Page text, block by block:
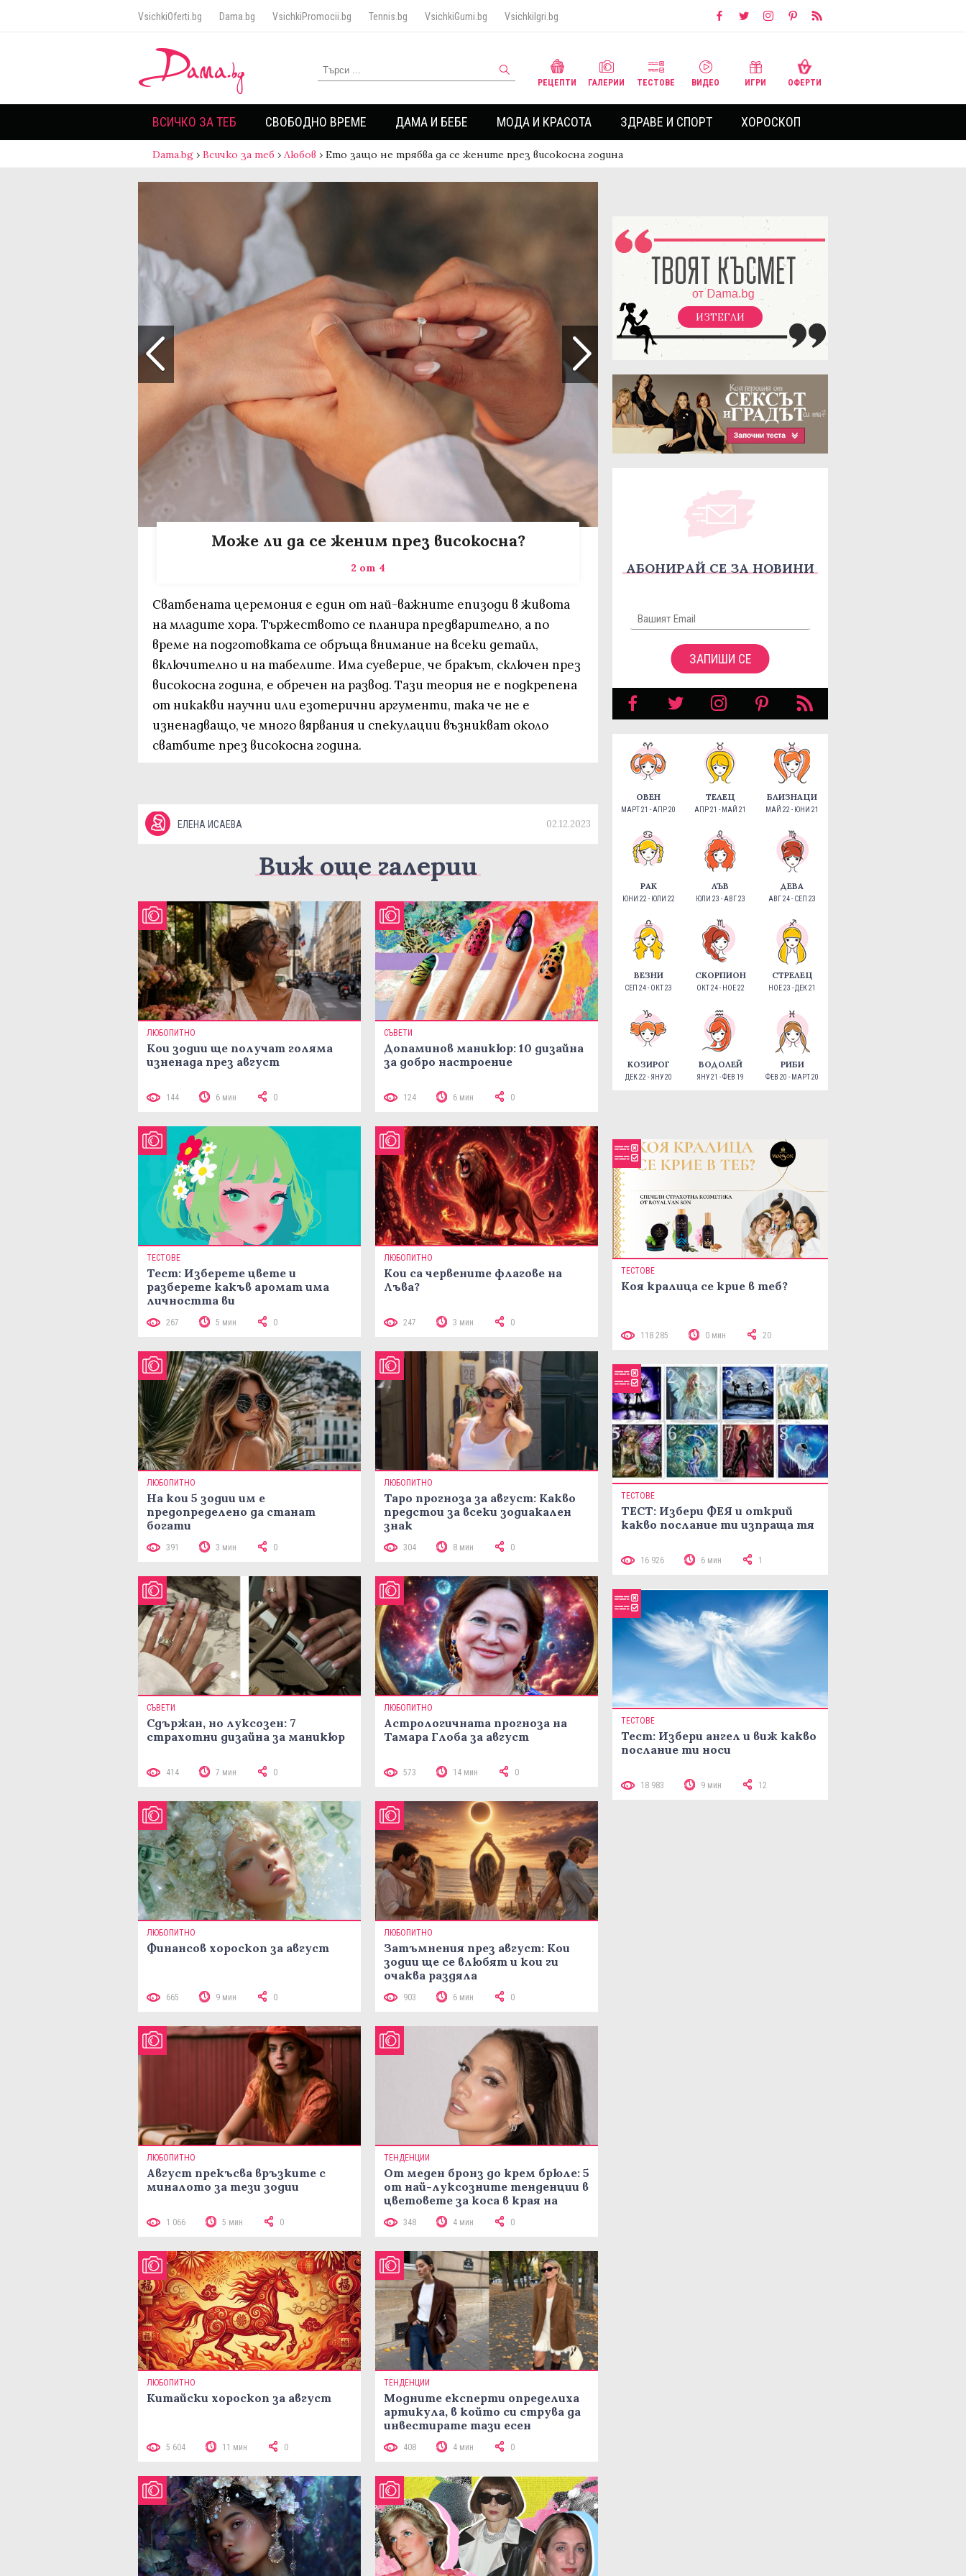
VsichkiOferti.bg Dama.bg VsichkiPromocii.bg Tennis.bg VsichkiGumi.bg VsichkiIgri.bg
РЕЦЕПТИ ГАЛЕРИИ ТЕСТОВЕ ВИДЕО ИГРИ ОФЕРТИ
ВСИЧКО ЗА ТЕБ СВОБОДНО ВРЕМЕ ДАМА И БЕБЕ МОДА И КРАСОТА ЗДРАВЕ И СПОРТ ХОРОСКОП
Dama.bg › Всичко за теб › Любов › Ето защо не трябва да се жените през високосна година
Може ли да се женим през високосна?
2 от 4
Сватбената церемония е един от най-важните епизоди в живота
на младите хора. Тържеството се планира предварително, а по
време на подготовката се обръща внимание на всеки детайл,
включително и на табелите. Има суеверие, че бракът, сключен през
високосна година, е обречен на развод. Тази теория не е подкрепена
от никакви научни или езотерични аргументи, така че не е
изненадващо, че много вярвания и спекулации възникват около
сватбите през високосна година.
ЕЛЕНА ИСАЕВА 02.12.2023
Виж още галерии
ЛЮБОПИТНО
Кои зодии ще получат голяма
изненада през август
144 6 мин 0
СЪВЕТИ
Допаминов маникюр: 10 дизайна
за добро настроение
124 6 мин 0
ТЕСТОВЕ
Тест: Изберете цвете и
разберете какъв аромат има
личността ви
267 5 мин 0
ЛЮБОПИТНО
Кои са червените флагове на
Лъва?
247 3 мин 0
ЛЮБОПИТНО
На кои 5 зодии им е
предопределено да станат
богати
391 3 мин 0
ЛЮБОПИТНО
Таро прогноза за август: Какво
предстои за всеки зодиакален
знак
304 8 мин 0
СЪВЕТИ
Сдържан, но луксозен: 7
страхотни дизайна за маникюр
414 7 мин 0
ЛЮБОПИТНО
Астрологичната прогноза на
Тамара Глоба за август
573 14 мин 0
ЛЮБОПИТНО
Финансов хороскоп за август
665 9 мин 0
ЛЮБОПИТНО
Затъмнения през август: Кои
зодии ще се влюбят и кои ги
очаква раздяла
903 6 мин 0
ЛЮБОПИТНО
Август прекъсва връзките с
миналото за тези зодии
1 066 5 мин 0
ТЕНДЕНЦИИ
От меден бронз до крем брюле: 5
от най-луксозните тенденции в
цветовете за коса в края на
348 4 мин 0
ЛЮБОПИТНО
Китайски хороскоп за август
5 604 11 мин 0
ТЕНДЕНЦИИ
Модните експерти определиха
артикула, в който си струва да
инвестирате тази есен
408 4 мин 0
ИЗТЕГЛИ
АБОНИРАЙ СЕ ЗА НОВИНИ
ЗАПИШИ СЕ
ОВЕН
МАРТ 21 - АПР 20
ТЕЛЕЦ
АПР 21 - МАЙ 21
БЛИЗНАЦИ
МАЙ 22 - ЮНИ 21
РАК
ЮНИ 22 - ЮЛИ 22
ЛЪВ
ЮЛИ 23 - АВГ 23
ДЕВА
АВГ 24 - СЕП 23
ВЕЗНИ
СЕП 24 - ОКТ 23
СКОРПИОН
ОКТ 24 - НОЕ 22
СТРЕЛЕЦ
НОЕ 23 - ДЕК 21
КОЗИРОГ
ДЕК 22 - ЯНУ 20
ВОДОЛЕЙ
ЯНУ 21 - ФЕВ 19
РИБИ
ФЕВ 20 - МАРТ 20
ТЕСТОВЕ
Коя кралица се крие в теб?
118 285 0 мин 20
ТЕСТОВЕ
ТЕСТ: Избери ФЕЯ и открий
какво послание ти изпраща тя
16 926 6 мин 1
ТЕСТОВЕ
Тест: Избери ангел и виж какво
послание ти носи
18 983 9 мин 12